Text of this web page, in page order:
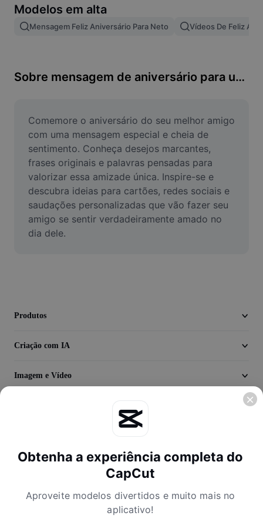
Remover plano de fundo de imagem
Mesclar imagens
Redimensionar Imagem
Criador de Memes
AI Text Remover
AI People Remover
AI Inpainting
Face Cutout
Aprimorar qualidade
Editor de Video
Cortar Vídeo
Modelos em alta
Mensagem Feliz Aniversário Para Neto Vídeos De Feliz
Sobre mensagem de aniversário para uma amiga muito especial
Comemore o aniversário do seu melhor amigo
com uma mensagem especial e cheia de
sentimento. Conheça desejos marcantes,
frases originais e palavras pensadas para
valorizar essa amizade única. Inspire-se e
descubra ideias para cartões, redes sociais e
saudações personalizadas que vão fazer seu
amigo se sentir verdadeiramente amado no
dia dele.
Produtos
Criação com IA
Imagem e Vídeo
Obtenha a experiência completa do
CapCut
Aproveite modelos divertidos e muito mais no
aplicativo!